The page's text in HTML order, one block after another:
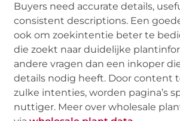
Buyers need accurate details,
consistent descriptions. Een
ook om zoekintentie beter te
die zoekt naar duidelijke
andere vragen dan een inkoper
details nodig heeft. Door content
zulke intenties, worden pagina’s
nuttiger. Meer over wholesale